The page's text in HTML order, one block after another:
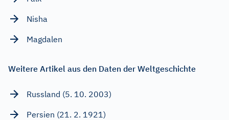
Nisha
Magdalen
Weitere Artikel aus den Daten der Weltgeschichte
Russland (5. 10. 2003)
Persien (21. 2. 1921)